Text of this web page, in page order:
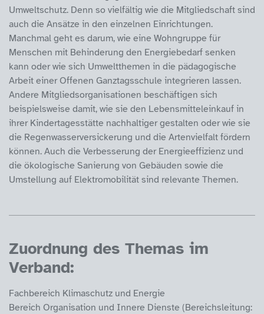
Umweltschutz. Denn so vielfältig wie die Mitgliedschaft sind
auch die Ansätze in den einzelnen Einrichtungen.
Manchmal geht es darum, wie eine Wohngruppe für
Menschen mit Behinderung den Energiebedarf senken
kann oder wie sich Umweltthemen in die pädagogische
Arbeit einer Offenen Ganztagsschule integrieren lassen.
Andere Mitgliedsorganisationen beschäftigen sich
beispielsweise damit, wie sie den Lebensmitteleinkauf in
ihrer Kindertagesstätte nachhaltiger gestalten oder wie sie
die Regenwasserversickerung und die Artenvielfalt fördern
können. Auch die Verbesserung der Energieeffizienz und
die ökologische Sanierung von Gebäuden sowie die
Umstellung auf Elektromobilität sind relevante Themen.
Zuordnung des Themas im
Verband:
Fachbereich Klimaschutz und Energie
Bereich Organisation und Innere Dienste (Bereichsleitung: